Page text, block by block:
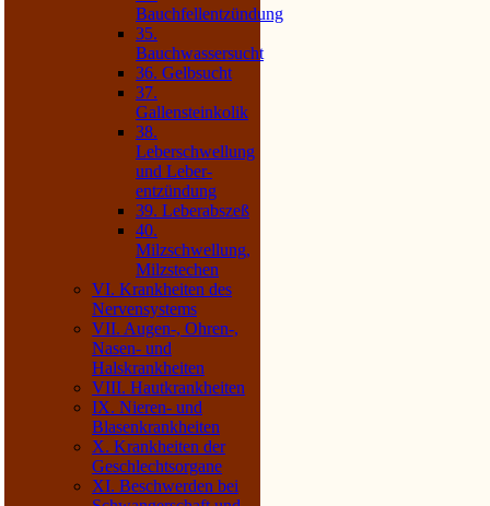
Bauchfellentzündung
35.
Bauchwassersucht
36. Gelbsucht
37.
Gallensteinkolik
38.
Leberschwellung
und Leber­
entzündung
39. Leberabszeß
40.
Milzschwellung,
Milzstechen
VI. Krankheiten des
Nervensystems
VII. Augen-, Ohren-,
Nasen- und
Halskrankheiten
VIII. Hautkrankheiten
IX. Nieren- und
Blasenkrankheiten
X. Krankheiten der
Geschlechtsorgane
XI. Beschwerden bei